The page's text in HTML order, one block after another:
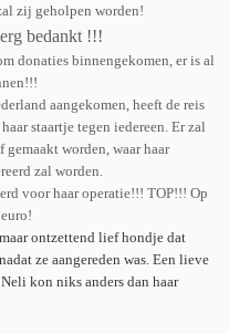
zij geholpen worden!
bedankt !!!
donaties binnengekomen, er is al
aangekomen, heeft de reis
staartje tegen iedereen. Er zal
worden, waar haar
zal worden.
voor haar operatie!!! TOP!!! Op
ontzettend lief hondje dat
ze aangereden was. Een lieve
kon niks anders dan haar